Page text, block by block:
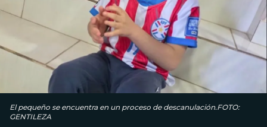
El pequeño se encuentra en un proceso de descanulación.FOTO:
GENTILEZA